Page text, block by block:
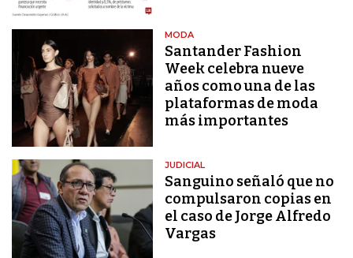
MODA
Santander Fashion
Week celebra nueve
años como una de las
plataformas de moda
más importantes
JUDICIAL
Sanguino señaló que no
compulsaron copias en
el caso de Jorge Alfredo
Vargas